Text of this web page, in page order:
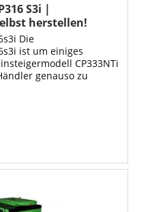
S3i |
herstellen!
Die
ist um einiges
CP333NTi
genauso zu